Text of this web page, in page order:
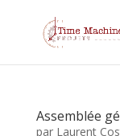
Assemblée
par Laurent